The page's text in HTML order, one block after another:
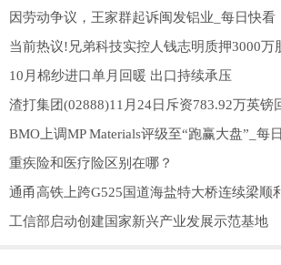
因劳动争议，王家群起诉闽发铝业_每日快看
10月棉纱进口单月回暖 出口持续承压
渣打集团(02888)11月24日斥资783.92万英镑
BMO上调MP Materials评级至“跑赢大盘”_每
重疾险和医疗险区别在哪？
通甬高铁上跨G525国道海盐特大桥连续梁顺
工信部启动创建国家新兴产业发展示范基地